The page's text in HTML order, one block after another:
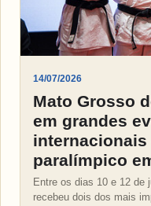
14/07/2026
Mato Grosso
em grandes
internacionais
paralímpico
Entre os dias 10 e 12 de
recebeu dois dos mais